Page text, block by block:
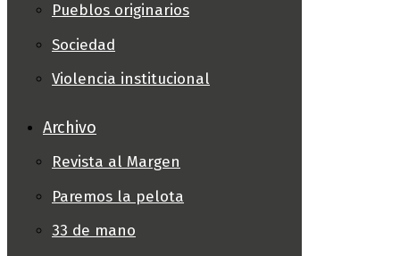
Pueblos originarios
Sociedad
Violencia institucional
Archivo
Revista al Margen
Paremos la pelota
33 de mano